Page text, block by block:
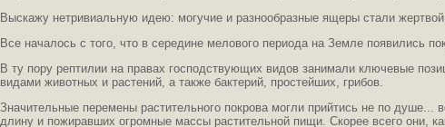
Выскажу нетривиальную идею: могучие и разнообразные ящеры стали
Все началось с того, что в середине мелового периода на Земле появились
В ту пору рептилии на правах господствующих видов занимали ключевые
видами животных и растений, а также бактерий, простейших, грибов.
Значительные перемены растительного покрова могли прийтись не по
длину и пожиравших огромные массы растительной пищи. Скорее всего они,